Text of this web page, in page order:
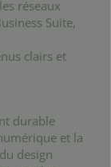
réseaux
Suite,
clairs et
durable
et la
design